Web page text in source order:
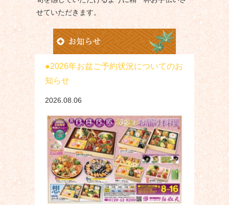
せていただきます。
2026年お盆ご予約状況についてのお
知らせ
2026.08.06